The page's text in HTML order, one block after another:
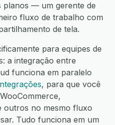
planos — um gerente de
fluxo de trabalho com
de tela.
para equipes de
a integração entre
funciona em paralelo
, para que você
outros no mesmo fluxo
Tudo funciona em um